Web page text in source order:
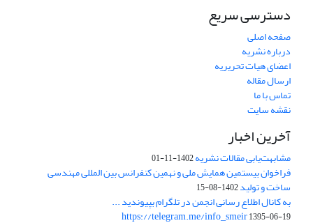
دسترسی سریع
صفحه اصلی
درباره نشریه
اعضای هیات تحریریه
ارسال مقاله
تماس با ما
نقشه سایت
آخرین اخبار
مشابهت‌یابی مقالات نشریه1402-11-01
فراخوان بیستمین همایش ملی و نهمین کنفرانس بین المللی مهندسی
ساخت و تولید1402-08-15
به کانال اطلاع رسانی انجمن در تلگرام بپیوندید ...
https://telegram.me/info_smeir1395-06-19